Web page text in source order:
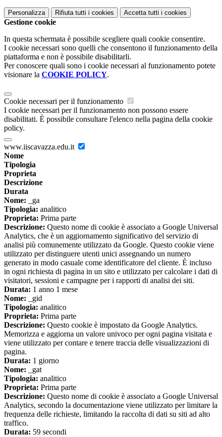
Personalizza Rifiuta tutti i cookies Accetta tutti i cookies
Gestione cookie
In questa schermata è possibile scegliere quali cookie consentire.
I cookie necessari sono quelli che consentono il funzionamento della
piattaforma e non è possibile disabilitarli.
Per conoscere quali sono i cookie necessari al funzionamento potete
visionare la COOKIE POLICY.
Cookie necessari per il funzionamento
I cookie necessari per il funzionamento non possono essere
disabilitati. È possibile consultare l'elenco nella pagina della cookie
policy.
www.iiscavazza.edu.it
Nome
Tipologia
Proprieta
Descrizione
Durata
Nome: _ga
Tipologia: analitico
Proprieta: Prima parte
Descrizione: Questo nome di cookie è associato a Google Universal
Analytics, che è un aggiornamento significativo del servizio di
analisi più comunemente utilizzato da Google. Questo cookie viene
utilizzato per distinguere utenti unici assegnando un numero
generato in modo casuale come identificatore del cliente. È incluso
in ogni richiesta di pagina in un sito e utilizzato per calcolare i dati di
visitatori, sessioni e campagne per i rapporti di analisi dei siti.
Durata: 1 anno 1 mese
Nome: _gid
Tipologia: analitico
Proprieta: Prima parte
Descrizione: Questo cookie è impostato da Google Analytics.
Memorizza e aggiorna un valore univoco per ogni pagina visitata e
viene utilizzato per contare e tenere traccia delle visualizzazioni di
pagina.
Durata: 1 giorno
Nome: _gat
Tipologia: analitico
Proprieta: Prima parte
Descrizione: Questo nome di cookie è associato a Google Universal
Analytics, secondo la documentazione viene utilizzato per limitare la
frequenza delle richieste, limitando la raccolta di dati su siti ad alto
traffico.
Durata: 59 secondi